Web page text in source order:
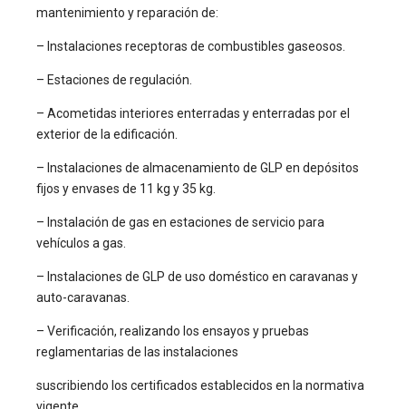
mantenimiento y reparación de:
– Instalaciones receptoras de combustibles gaseosos.
– Estaciones de regulación.
– Acometidas interiores enterradas y enterradas por el
exterior de la edificación.
– Instalaciones de almacenamiento de GLP en depósitos
fijos y envases de 11 kg y 35 kg.
– Instalación de gas en estaciones de servicio para
vehículos a gas.
– Instalaciones de GLP de uso doméstico en caravanas y
auto-caravanas.
– Verificación, realizando los ensayos y pruebas
reglamentarias de las instalaciones
suscribiendo los certificados establecidos en la normativa